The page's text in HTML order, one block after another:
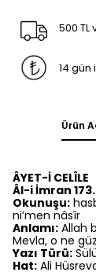
500 TL
14
Ürün
ÂYET-İ CELÎLE
Âl-i İmran
Okunuşu:
ni’men nâsîr
Anlamı: Allah
Mevla, o ne
Yazı Türü:
Hat: Ali